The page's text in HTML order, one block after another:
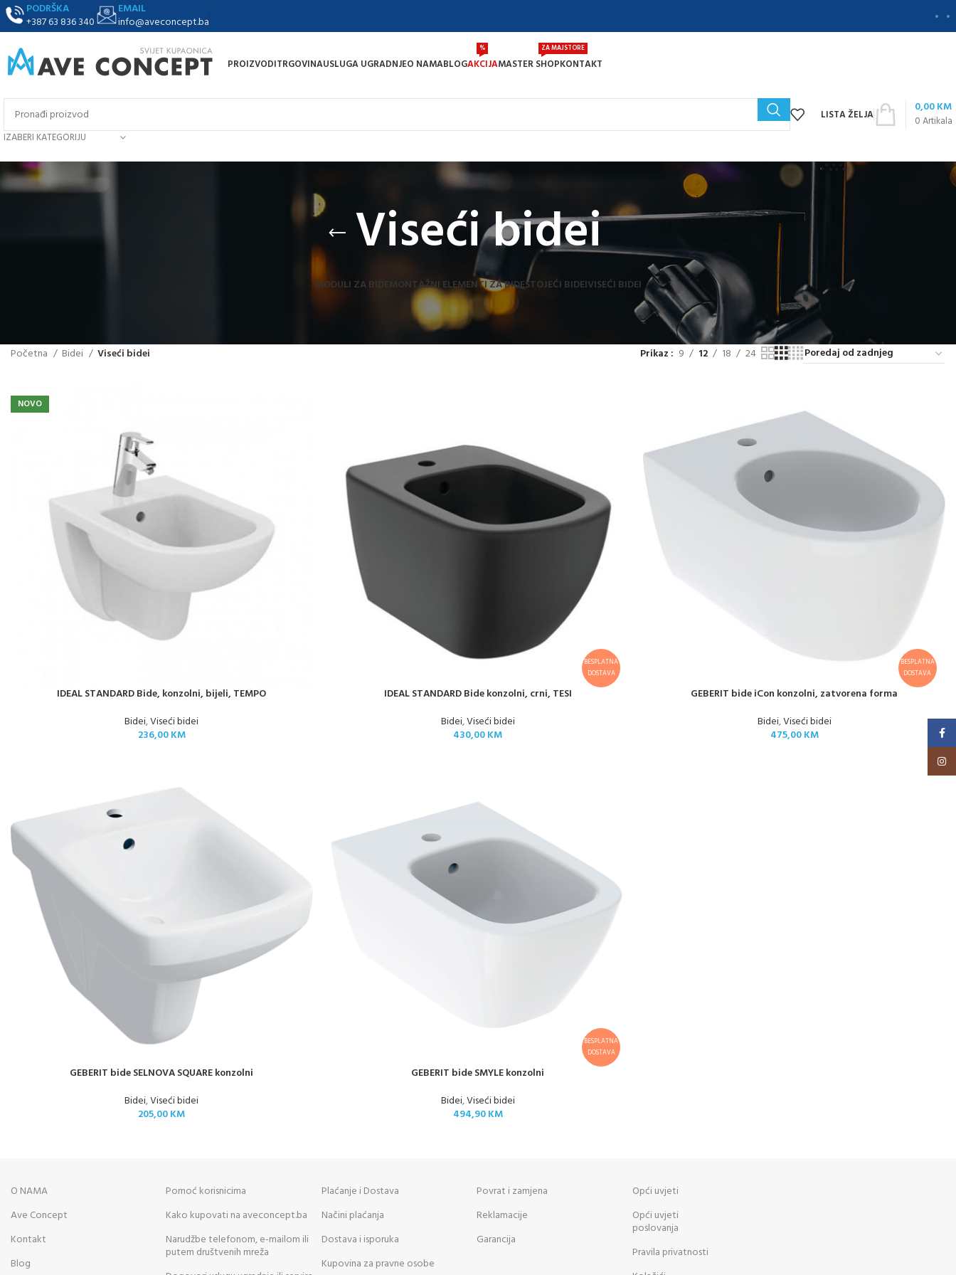
PODRŠKA
+387 63 836 340
EMAIL
info@aveconcept.ba
PROIZVODITRGOVINAUSLUGA UGRADNJEO NAMABLOGAKCIJA
%
MASTER SHOP
ZA MAJSTORE
KONTAKT
IZABERI KATEGORIJU
LISTA ŽELJA 0Artikala
0,00KM
Viseći bidei
MODULI ZA BIDEMONTAŽNI ELEMENTI ZA BIDESTOJEĆI BIDEIVISEĆI BIDEI
Početna Bidei Viseći bidei Prikaz 9 12 18 24
NOVO
IDEAL STANDARD Bide, konzolni, bijeli, TEMPO
Bidei,Viseći bidei
236,00KM
BESPLATNA
DOSTAVA
IDEAL STANDARD Bide konzolni, crni, TESI
Bidei,Viseći bidei
430,00KM
BESPLATNA
DOSTAVA
GEBERIT bide iCon konzolni, zatvorena forma
Bidei,Viseći bidei
475,00KM
GEBERIT bide SELNOVA SQUARE konzolni
Bidei,Viseći bidei
205,00KM
BESPLATNA
DOSTAVA
GEBERIT bide SMYLE konzolni
Bidei,Viseći bidei
494,90KM
O NAMA
Ave Concept
Kontakt
Blog
Pomoć korisnicima
Kako kupovati na aveconcept.ba
Narudžbe telefonom, e-mailom ili
putem društvenih mreža
Plaćanje i Dostava
Načini plaćanja
Dostava i isporuka
Kupovina za pravne osobe
Povrat i zamjena
Reklamacije
Garancija
Opći uvjeti
Opći uvjeti
poslovanja
Pravila privatnosti